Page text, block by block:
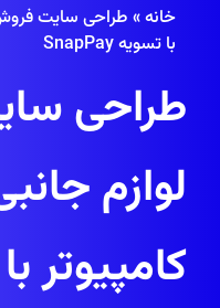
خانه»طراحی سایت فروش
با تسویه SnapPay
طراحی
لوازم
کامپیوتر